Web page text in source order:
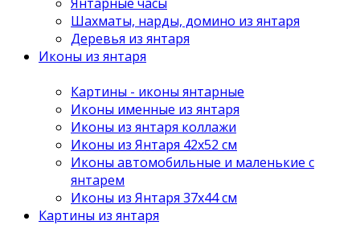
Шахматы, нарды, домино из янтаря
Деревья из янтаря
Иконы из янтаря
Картины - иконы янтарные
Иконы именные из янтаря
Иконы из янтаря коллажи
Иконы из Янтаря 42х52 см
Иконы автомобильные и маленькие с
янтарем
Иконы из Янтаря 37х44 см
Картины из янтаря